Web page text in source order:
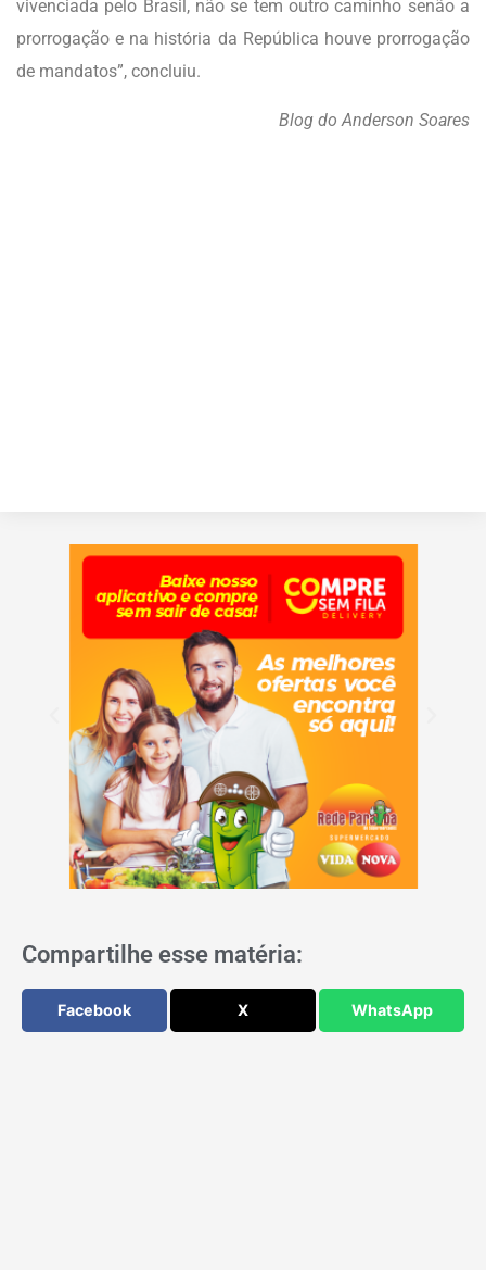
vivenciada pelo Brasil, não se tem outro caminho senão a
prorrogação e na história da República houve prorrogação
de mandatos”, concluiu.
Blog do Anderson Soares
Compartilhe esse matéria:
Facebook X WhatsApp